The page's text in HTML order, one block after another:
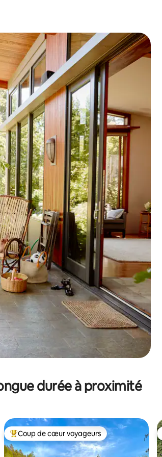
ou en appuyant et en faisant glisser.
durée à proximité
Coups de cœur voyageurs les plus appréciés
Coup de cœur voyageurs